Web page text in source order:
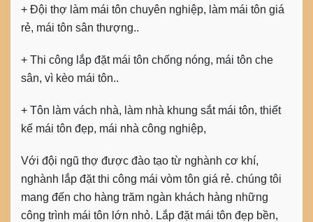
+ Đội thợ làm mái tôn chuyên nghiệp, làm mái tôn giá
rẻ, mái tôn sân thượng..
+ Thi công lắp đặt mái tôn chống nóng, mái tôn che
sân, vì kèo mái tôn..
+ Tôn làm vách nhà, làm nhà khung sắt mái tôn, thiết
kế mái tôn đẹp, mái nhà công nghiệp,
Với đội ngũ thợ được đào tạo từ nghành cơ khí,
nghành lắp đặt thi công mái vòm tôn giá rẻ. chúng tôi
mang đến cho hàng trăm ngàn khách hàng những
công trình mái tôn lớn nhỏ. Lắp đặt mái tôn đẹp bền,